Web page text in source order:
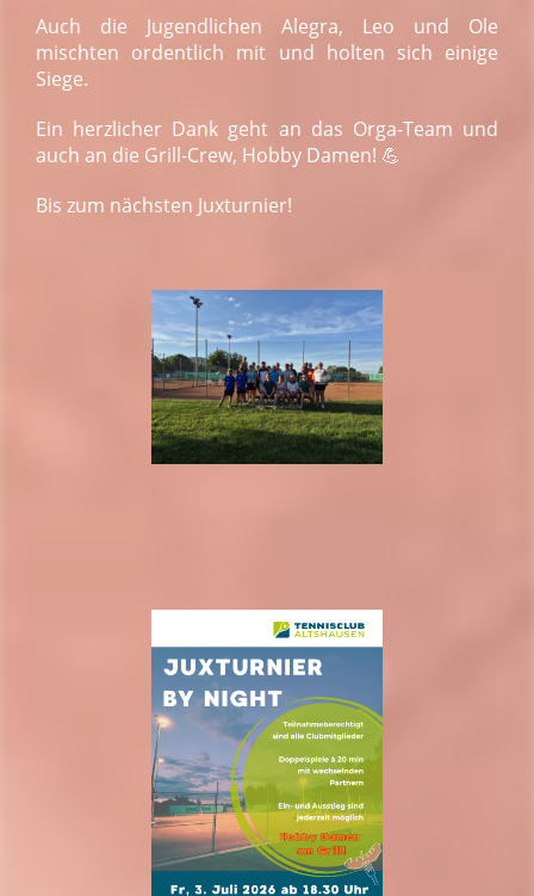
Auch die Jugendlichen Alegra, Leo und Ole
mischten ordentlich mit und holten sich einige
Siege.
Ein herzlicher Dank geht an das Orga-Team und
auch an die Grill-Crew, Hobby Damen! 💪
Bis zum nächsten Juxturnier!